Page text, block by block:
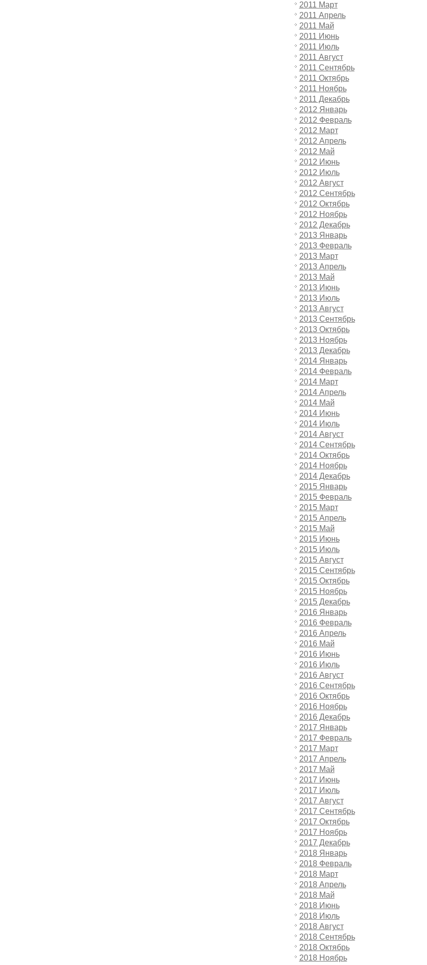
2011 Март
2011 Апрель
2011 Май
2011 Июнь
2011 Июль
2011 Август
2011 Сентябрь
2011 Октябрь
2011 Ноябрь
2011 Декабрь
2012 Январь
2012 Февраль
2012 Март
2012 Апрель
2012 Май
2012 Июнь
2012 Июль
2012 Август
2012 Сентябрь
2012 Октябрь
2012 Ноябрь
2012 Декабрь
2013 Январь
2013 Февраль
2013 Март
2013 Апрель
2013 Май
2013 Июнь
2013 Июль
2013 Август
2013 Сентябрь
2013 Октябрь
2013 Ноябрь
2013 Декабрь
2014 Январь
2014 Февраль
2014 Март
2014 Апрель
2014 Май
2014 Июнь
2014 Июль
2014 Август
2014 Сентябрь
2014 Октябрь
2014 Ноябрь
2014 Декабрь
2015 Январь
2015 Февраль
2015 Март
2015 Апрель
2015 Май
2015 Июнь
2015 Июль
2015 Август
2015 Сентябрь
2015 Октябрь
2015 Ноябрь
2015 Декабрь
2016 Январь
2016 Февраль
2016 Апрель
2016 Май
2016 Июнь
2016 Июль
2016 Август
2016 Сентябрь
2016 Октябрь
2016 Ноябрь
2016 Декабрь
2017 Январь
2017 Февраль
2017 Март
2017 Апрель
2017 Май
2017 Июнь
2017 Июль
2017 Август
2017 Сентябрь
2017 Октябрь
2017 Ноябрь
2017 Декабрь
2018 Январь
2018 Февраль
2018 Март
2018 Апрель
2018 Май
2018 Июнь
2018 Июль
2018 Август
2018 Сентябрь
2018 Октябрь
2018 Ноябрь